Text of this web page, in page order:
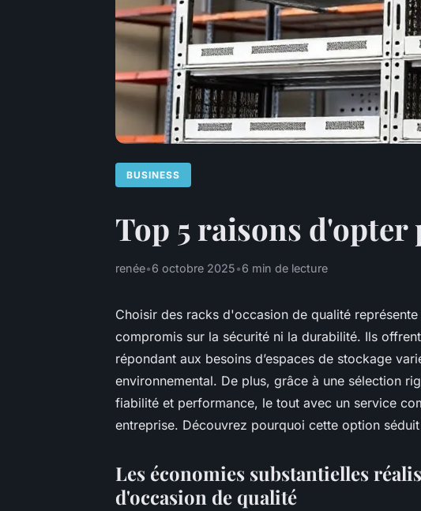
BUSINESS
Top 5 raisons
renée•6 octobre 2025•6 min de lecture
Choisir des racks d'occasion de qualité
compromis sur la sécurité ni la durabilité. Ils
répondant aux besoins d’espaces de stockage
environnemental. De plus, grâce à une sélection
fiabilité et performance, le tout avec un service
entreprise. Découvrez pourquoi cette option
Les économies substantielles
d'occasion de qualité